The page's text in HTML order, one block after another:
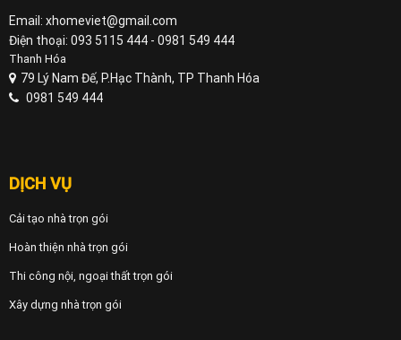
Email: xhomeviet@gmail.com
Điện thoại: 093 5115 444 - 0981 549 444
Thanh Hóa
79 Lý Nam Đế, P.Hạc Thành, TP Thanh Hóa
0981 549 444
DỊCH VỤ
Cải tạo nhà trọn gói
Hoàn thiện nhà trọn gói
Thi công nội, ngoại thất trọn gói
Xây dựng nhà trọn gói